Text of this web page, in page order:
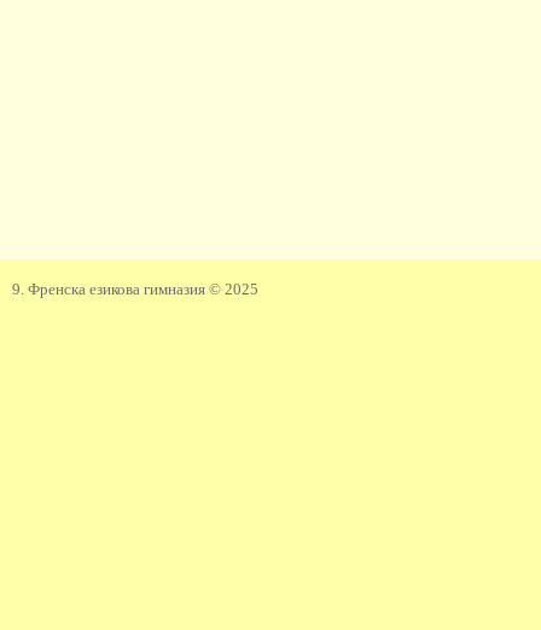
9. Френска езикова гимназия © 2025